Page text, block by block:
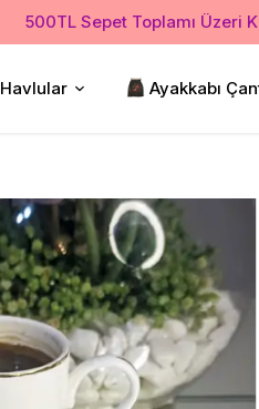
500TL Sepet Toplamı Üzeri
Havlular Ayakkabı